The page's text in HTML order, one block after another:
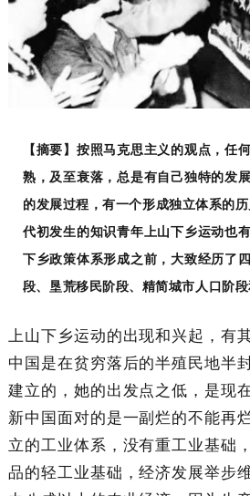
【摘要】按照马克思主义的观点，任
熟，及至衰落，总是有自己独特的发
的发展过程，有一个形成独立体系的
代初发生的知识青年上山下乡运动也
下乡政策体系形成之前，大致经历了
段、垦荒移民阶段、精简城市人口阶段
上山下乡运动的出现和兴起，有
中国是在贫穷落后的半殖民地半
建立的，她的出发点之低，是现
新中国面对的是一副烂的不能再
立的工业体系，没有重工业基础
品的轻工业基础，经济发展举步